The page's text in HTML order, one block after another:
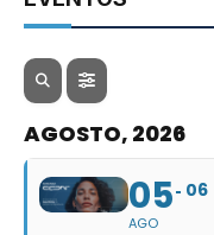
AGOSTO, 2026
05
AGO
06